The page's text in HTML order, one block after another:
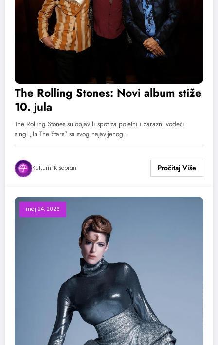
The Rolling Stones: Novi album stiže
10. jula
The Rolling Stones su objavili spot za poletni i zarazni vodeći
singl „In The Stars” sa svog najavljenog…
Kulturni Kišobran
maj 24, 2026